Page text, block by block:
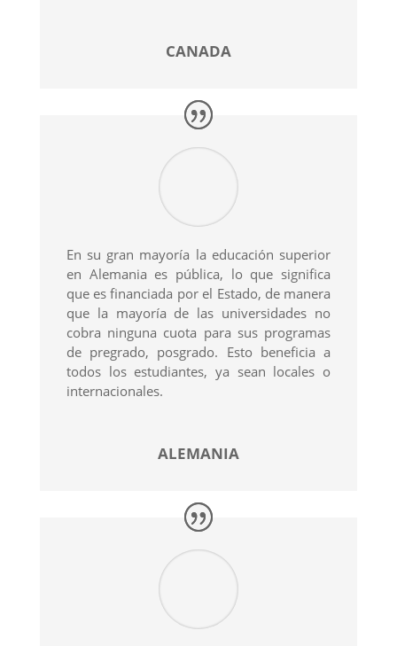
CANADA
En su gran mayoría la educación superior
en Alemania es pública, lo que significa
que es financiada por el Estado, de manera
que la mayoría de las universidades no
cobra ninguna cuota para sus programas
de pregrado, posgrado. Esto beneficia a
todos los estudiantes, ya sean locales o
internacionales.
ALEMANIA